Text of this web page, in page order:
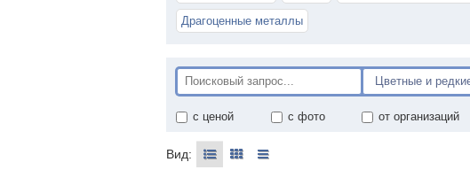
Драгоценные металлы
с ценой с фото от организаций
Вид: